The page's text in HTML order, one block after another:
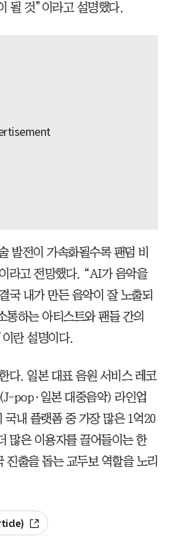
될 것”이라고 설명했다.
발전이 가속화될수록 팬덤 비
라고 전망했다. “AI가 음악을
국 내가 만든 음악이 잘 노출되
통하는 아티스트와 팬들 간의
란 설명이다.
다. 일본 대표 음원 서비스 레코
pop·일본 대중음악) 라인업
내 플랫폼 중 가장 많은 1억20
많은 이용자를 끌어들이는 한
진출을 돕는 교두보 역할을 노리